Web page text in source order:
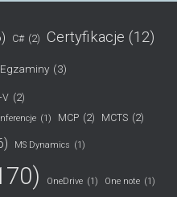
C# (2) Certyfikacje (12)
Egzaminy (3)
V (2)
(1) MCP (2) MCTS (2)
MS Dynamics (1)
OneDrive (1) One note (1)